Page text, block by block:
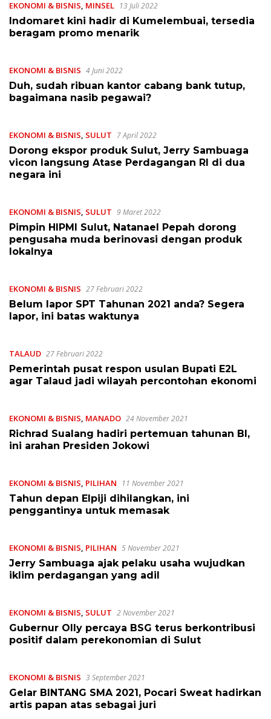
EKONOMI & BISNIS, MINSEL 13 Juli 2022
Indomaret kini hadir di Kumelembuai, tersedia
beragam promo menarik
EKONOMI & BISNIS 4 Juni 2022
Duh, sudah ribuan kantor cabang bank tutup,
bagaimana nasib pegawai?
EKONOMI & BISNIS, SULUT 7 April 2022
Dorong ekspor produk Sulut, Jerry Sambuaga
vicon langsung Atase Perdagangan RI di dua
negara ini
EKONOMI & BISNIS, SULUT 9 Maret 2022
Pimpin HIPMI Sulut, Natanael Pepah dorong
pengusaha muda berinovasi dengan produk
lokalnya
EKONOMI & BISNIS 27 Februari 2022
Belum lapor SPT Tahunan 2021 anda? Segera
lapor, ini batas waktunya
TALAUD 27 Februari 2022
Pemerintah pusat respon usulan Bupati E2L
agar Talaud jadi wilayah percontohan ekonomi
EKONOMI & BISNIS, MANADO 24 November 2021
Richrad Sualang hadiri pertemuan tahunan BI,
ini arahan Presiden Jokowi
EKONOMI & BISNIS, PILIHAN 11 November 2021
Tahun depan Elpiji dihilangkan, ini
penggantinya untuk memasak
EKONOMI & BISNIS, PILIHAN 5 November 2021
Jerry Sambuaga ajak pelaku usaha wujudkan
iklim perdagangan yang adil
EKONOMI & BISNIS, SULUT 2 November 2021
Gubernur Olly percaya BSG terus berkontribusi
positif dalam perekonomian di Sulut
EKONOMI & BISNIS 3 September 2021
Gelar BINTANG SMA 2021, Pocari Sweat hadirkan
artis papan atas sebagai juri